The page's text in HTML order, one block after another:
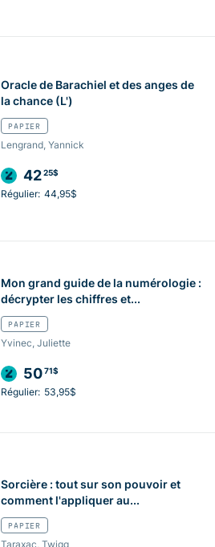
Oracle de Barachiel et des anges de
la chance (L')
PAPIER
Lengrand, Yannick
4225$
Régulier: 44,95$
Mon grand guide de la numérologie :
décrypter les chiffres et...
PAPIER
Yvinec, Juliette
5071$
Régulier: 53,95$
Sorcière : tout sur son pouvoir et
comment l'appliquer au...
PAPIER